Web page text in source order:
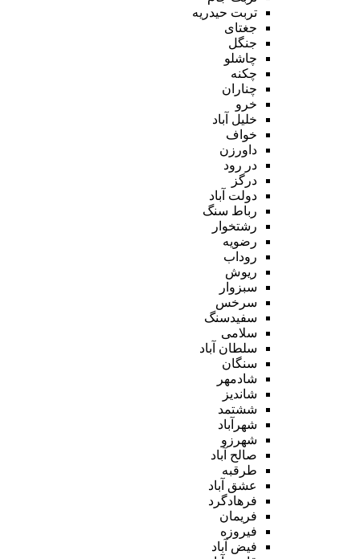
تربت حیدریه
جغتای
جنگل
چاشلو
چکنه
چناران
خرو
خلیل آباد
خواف
داورزن
در رود
درگز
دولت آباد
رباط سنگ
رشتخوار
رضویه
روداب
ریوش
سبزوار
سرخس
سفیدسنگ
سلامی
سلطان آباد
سنگان
شادمهر
شاندیز
ششتمد
شهرآباد
شهرزو
صالح آباد
طرقبه
عشق آباد
فرهادگرد
فریمان
فیروزه
فیض آباد